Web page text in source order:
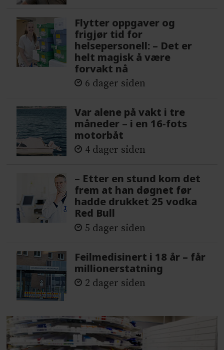
Flytter oppgaver og
frigjør tid for
helsepersonell: – Det er
helt magisk å være
forvakt nå
6 dager siden
Var alene på vakt i tre
måneder – i en 16-fots
motorbåt
4 dager siden
– Etter en stund kom det
frem at han døgnet før
hadde drukket 25 vodka
Red Bull
5 dager siden
Feilmedisinert i 18 år – får
millionerstatning
2 dager siden